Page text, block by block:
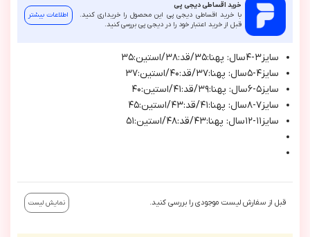
خرید اقساطی دیجی پی
با خرید اقساطی دیجی پی این محصول را خریداری کنید.
قبل از خرید اعتبار خود را در دیجی پی بررسی کنید.
اطلاعات بیشتر
سايز٣-٤سال: پهنا:٣٥/قد:٣٨/استين:٣٥
سايز٤-٥سال: پهنا:٣٧/قد:٤٠/استين:٣٧
سايز٥-٦سال: پهنا:٣٩/قد:٤١/استين:٤٠
سايز٧-٨سال: پهنا:٤١/قد:٤٣/استين:٤٥
سايز١١-١٢سال: پهنا:٤٣/قد:٤٨/استين:٥١
قبل از سفارش لیست موجودی را بررسی کنید. نمایش لیست